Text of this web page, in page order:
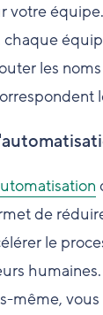
votre
chaque
les
de
le
même,